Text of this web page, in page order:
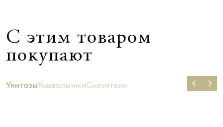
С этим товаром
покупают
УнитазыУмывальникиСмесители